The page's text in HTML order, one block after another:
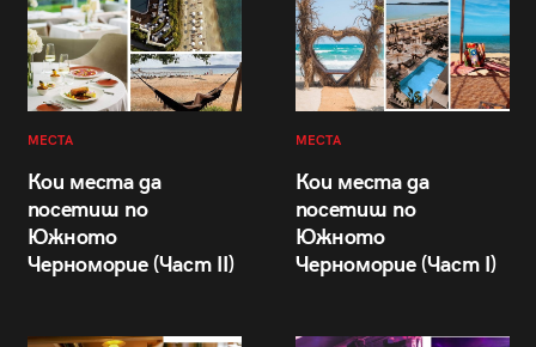
МЕСТА
Кои места да
посетиш по
Южното
Черноморие (Част II)
МЕСТА
Кои места да
посетиш по
Южното
Черноморие (Част I)